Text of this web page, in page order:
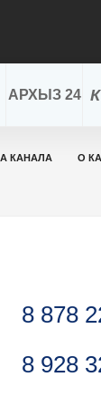
АРХЫЗ 24
КАНАЛА О
8 878
8 928